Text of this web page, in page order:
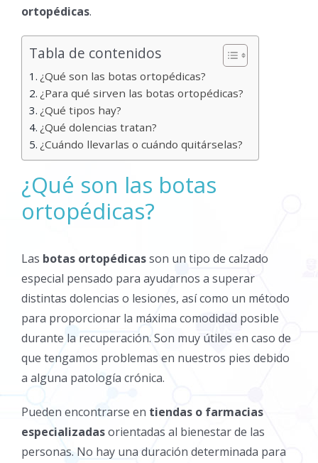
ortopédicas.
Tabla de contenidos
¿Qué son las botas ortopédicas?
¿Para qué sirven las botas ortopédicas?
¿Qué tipos hay?
¿Qué dolencias tratan?
¿Cuándo llevarlas o cuándo quitárselas?
¿Qué son las botas
ortopédicas?
Las botas ortopédicasson un tipo de calzado
especial pensado para ayudarnos a superar
distintas dolencias o lesiones, así como un método
para proporcionar la máxima comodidad posible
durante la recuperación. Son muy útiles en caso de
que tengamos problemas en nuestros pies debido
a alguna patología crónica.
Pueden encontrarse en tiendas o farmacias
especializadasorientadas al bienestar de las
personas. No hay una duración determinada para